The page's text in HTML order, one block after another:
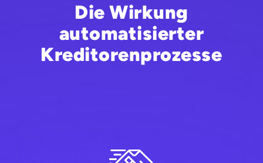
Die Wirkung
automatisierter
Kreditorenprozesse